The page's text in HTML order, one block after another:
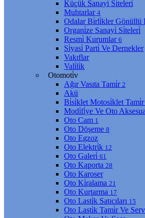
Küçük Sanayi̇ Si̇teleri̇
Muhtarlar 4
Odalar Bi̇rli̇kler Gönüllü
Organi̇ze Sanayi̇ Si̇teleri̇
Resmi̇ Kurumlar 6
Si̇yasi̇ Parti̇ Ve Dernekler
Vakıflar
Vali̇li̇k
Otomoti̇v
Ağır Vasıta Tami̇r 2
Akü
Bi̇si̇klet Motosi̇klet Tami̇r
Modi̇fi̇ye Ve Oto
Oto Cam 1
Oto Döşeme 8
Oto Egzoz
Oto Elektri̇k 12
Oto Galeri̇ 61
Oto Kaporta 28
Oto Karoser
Oto Ki̇ralama 21
Oto Kurtarma 17
Oto Lasti̇k Satıcıları 15
Oto Lasti̇k Tami̇r Ve